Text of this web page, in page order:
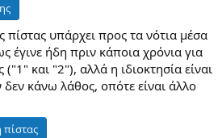
πίστας υπάρχει προς τα νότια μέσα
έγινε ήδη πριν κάποια χρόνια για
("1" και "2"), αλλά η ιδιοκτησία είναι
κάνω λάθος, οπότε είναι άλλο
πίστας